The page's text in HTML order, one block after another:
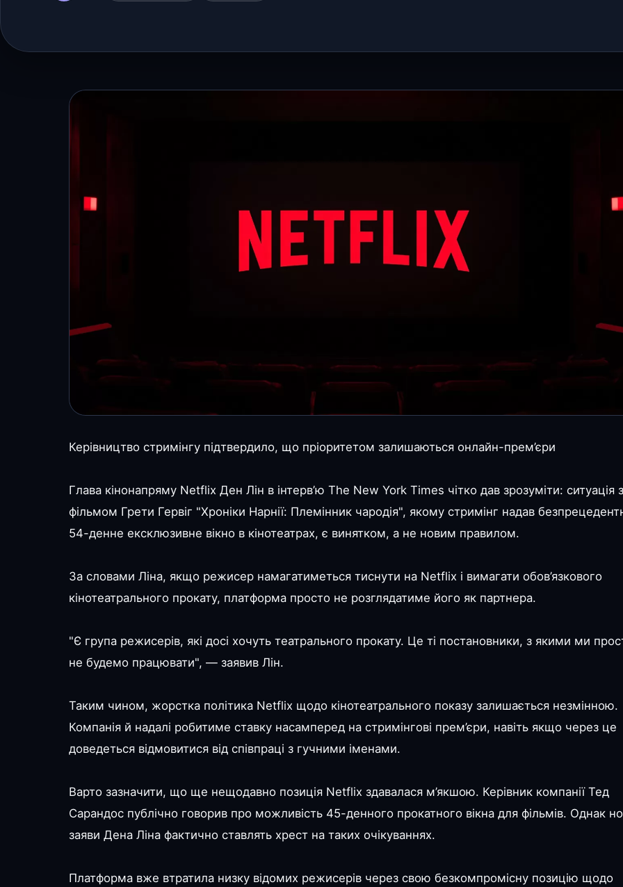
Керівництво стримінгу підтвердило, що пріоритетом залишаються онлайн-прем’єри
Глава кінонапряму Netflix Ден Лін в інтерв’ю The New York Times чітко дав зрозуміти: ситуація
фільмом Грети Гервіг "Хроніки Нарнії: Племінник чародія", якому стримінг надав
54-денне ексклюзивне вікно в кінотеатрах, є винятком, а не новим правилом.
За словами Ліна, якщо режисер намагатиметься тиснути на Netflix і вимагати обов’язкового
кінотеатрального прокату, платформа просто не розглядатиме його як партнера.
"Є група режисерів, які досі хочуть театрального прокату. Це ті постановники, з якими ми
не будемо працювати", — заявив Лін.
Таким чином, жорстка політика Netflix щодо кінотеатрального показу залишається незмінною.
Компанія й надалі робитиме ставку насамперед на стримінгові прем’єри, навіть якщо через це
доведеться відмовитися від співпраці з гучними іменами.
Варто зазначити, що ще нещодавно позиція Netflix здавалася м’якшою. Керівник компанії Тед
Сарандос публічно говорив про можливість 45-денного прокатного вікна для фільмів. Однак
заяви Дена Ліна фактично ставлять хрест на таких очікуваннях.
Платформа вже втратила низку відомих режисерів через свою безкомпромісну позицію щодо